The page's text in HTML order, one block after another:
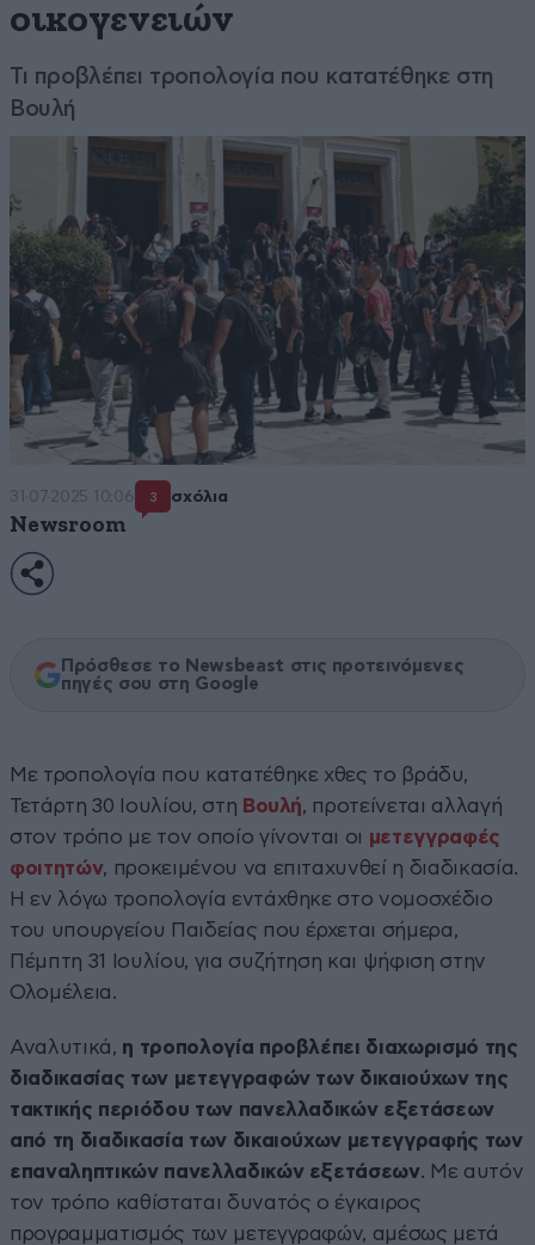
οικογενειών
Τι προβλέπει τροπολογία που κατατέθηκε στη
Βουλή
31·07·2025 10:06 3 σχόλια
Newsroom
Πρόσθεσε το Newsbeast στις προτεινόμενες
πηγές σου στη Google
Με τροπολογία που κατατέθηκε χθες το βράδυ,
Τετάρτη 30 Ιουλίου, στη Βουλή, προτείνεται αλλαγή
στον τρόπο με τον οποίο γίνονται οι μετεγγραφές
φοιτητών, προκειμένου να επιταχυνθεί η διαδικασία.
Η εν λόγω τροπολογία εντάχθηκε στο νομοσχέδιο
του υπουργείου Παιδείας που έρχεται σήμερα,
Πέμπτη 31 Ιουλίου, για συζήτηση και ψήφιση στην
Ολομέλεια.
Αναλυτικά, η τροπολογία προβλέπει διαχωρισμό της
διαδικασίας των μετεγγραφών των δικαιούχων της
τακτικής περιόδου των πανελλαδικών εξετάσεων
από τη διαδικασία των δικαιούχων μετεγγραφής των
επαναληπτικών πανελλαδικών εξετάσεων. Με αυτόν
τον τρόπο καθίσταται δυνατός ο έγκαιρος
προγραμματισμός των μετεγγραφών, αμέσως μετά